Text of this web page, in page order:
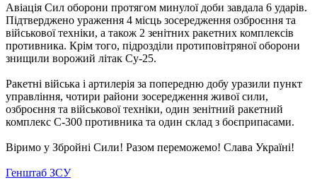
Авіація Сил оборони протягом минулої доби завдала 6 ударів.
Підтверджено ураження 4 місць зосередження озброєння та
військової техніки, а також 2 зенітних ракетних комплексів
противника. Крім того, підрозділи протиповітряної оборони
знищили ворожий літак Су-25.
Ракетні війська і артилерія за попередню добу уразили пункт
управління, чотири райони зосередження живої сили,
озброєння та військової техніки, один зенітний ракетний
комплекс С-300 противника та один склад з боєприпасами.
Віримо у Збройні Сили! Разом переможемо! Слава Україні!
Генштаб ЗСУ